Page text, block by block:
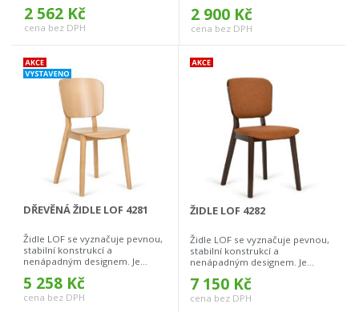
2 562 Kč
cena bez DPH
2 900 Kč
cena bez DPH
DŘEVĚNÁ ŽIDLE LOF 4281
Židle LOF se vyznačuje pevnou,
stabilní konstrukcí a
nenápadným designem. Je...
5 258 Kč
cena bez DPH
ŽIDLE LOF 4282
Židle LOF se vyznačuje pevnou,
stabilní konstrukcí a
nenápadným designem. Je...
7 150 Kč
cena bez DPH